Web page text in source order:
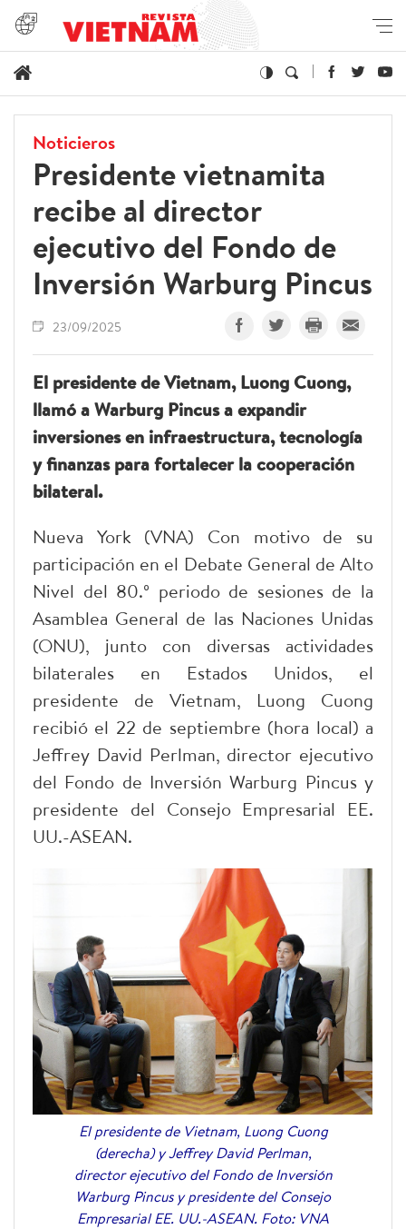
Noticieros
Presidente vietnamita
recibe al director
ejecutivo del Fondo de
Inversión Warburg Pincus
23/09/2025
El presidente de Vietnam, Luong Cuong,
llamó a Warburg Pincus a expandir
inversiones en infraestructura, tecnología
y finanzas para fortalecer la cooperación
bilateral.
Nueva York (VNA) Con motivo de su
participación en el Debate General de Alto
Nivel del 80.º periodo de sesiones de la
Asamblea General de las Naciones Unidas
(ONU), junto con diversas actividades
bilaterales en Estados Unidos, el
presidente de Vietnam, Luong Cuong
recibió el 22 de septiembre (hora local) a
Jeffrey David Perlman, director ejecutivo
del Fondo de Inversión Warburg Pincus y
presidente del Consejo Empresarial EE.
UU.-ASEAN.
El presidente de Vietnam, Luong Cuong
(derecha) y Jeffrey David Perlman,
director ejecutivo del Fondo de Inversión
Warburg Pincus y presidente del Consejo
Empresarial EE. UU.-ASEAN. Foto: VNA